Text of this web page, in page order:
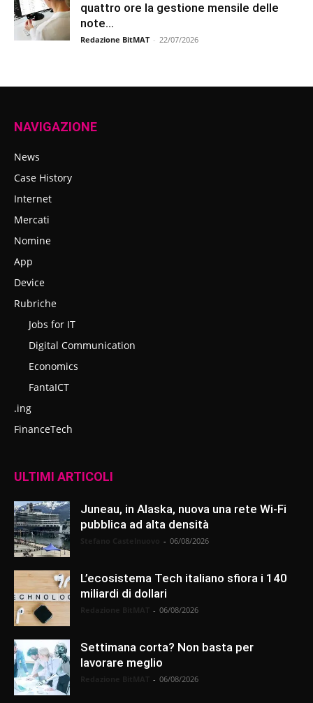
quattro ore la gestione mensile delle
note...
Redazione BitMAT - 22/07/2026
NAVIGAZIONE
News
Case History
Internet
Mercati
Nomine
App
Device
Rubriche
Jobs for IT
Digital Communication
Economics
FantaICT
.ing
FinanceTech
ULTIMI ARTICOLI
Juneau, in Alaska, nuova una rete Wi-Fi
pubblica ad alta densità
- 06/08/2026
L’ecosistema Tech italiano sfiora i 140
miliardi di dollari
- 06/08/2026
Settimana corta? Non basta per
lavorare meglio
- 06/08/2026